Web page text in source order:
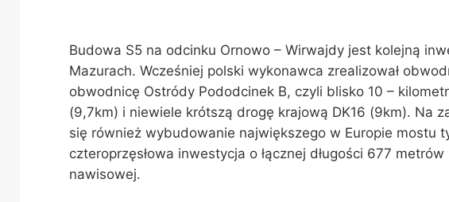
Budowa S5 na odcinku Ornowo – Wirwajdy jest kolejną
Mazurach. Wcześniej polski wykonawca zrealizował
obwodnicę Ostródy Pododcinek B, czyli blisko 10 –
(9,7km) i niewiele krótszą drogę krajową DK16 (9km). Na
się również wybudowanie największego w Europie mostu
czteroprzęsłowa inwestycja o łącznej długości 677
nawisowej.